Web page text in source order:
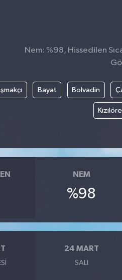
Nem: %98, Hissedilen
Bayat Bolvadin
NEM
%98
24 MART
SALI